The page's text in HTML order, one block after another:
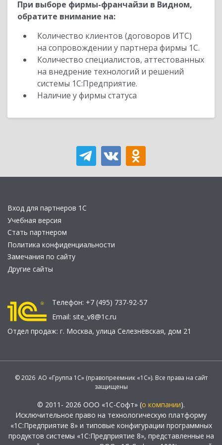
При выборе фирмы-франчайзи в Видном,
обратите внимание на:
Количество клиентов (договоров ИТС)
на сопровождении у партнера фирмы 1С.
Количество специалистов, аттестованных
на внедрение технологий и решений
системы 1С:Предприятие.
Наличие у фирмы статуса
Вход для партнеров 1С
Учебная версия
Стать партнером
Политика конфиденциальности
Замечания по сайту
Другие сайты
Телефон: +7 (495) 737-92-57
Email: site_v8@1c.ru
Отдел продаж: г. Москва, улица Селезнёвская, дом 21
© 2026 АО «Группа 1С» (правопреемник «1С»). Все права на сайт
защищены
© 2011- 2026 ООО «1С-Софт» (о компании).
Исключительное право на технологическую платформу
«1С:Предприятие 8» и типовые конфигурации программных
продуктов системы «1С:Предприятие 8», представленные на